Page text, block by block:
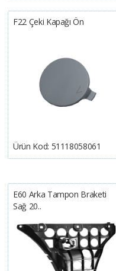
F22 Çeki Kapağı Ön
Ürün Kod: 51118058061
E60 Arka Tampon Braketi
Sağ 20..